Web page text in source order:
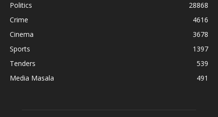
Politics
28868
Crime
4616
Cinema
3678
Sports
1397
Tenders
539
Media Masala
491